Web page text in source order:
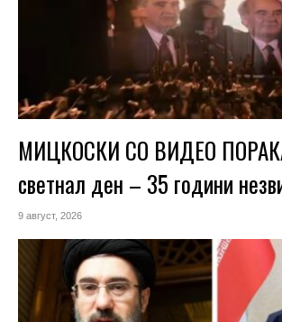
МИЦКОСКИ СО ВИДЕО
светнал ден – 35 години
9 август, 2026